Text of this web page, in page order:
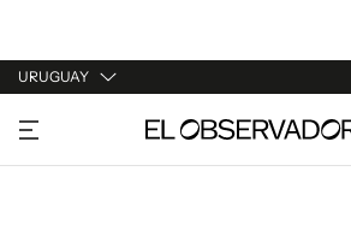
URUGUAY
URUGUAY
ARGENTINA